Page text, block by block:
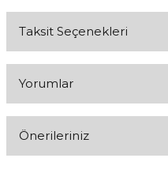
Taksit Seçenekleri
Yorumlar
Önerileriniz